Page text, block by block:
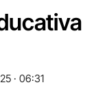
· 06:31